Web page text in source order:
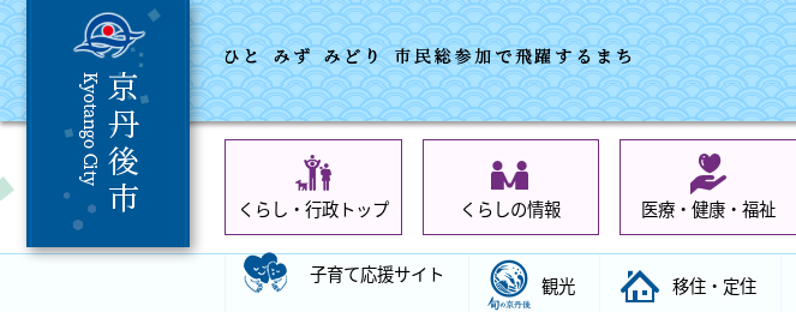
くらし・行政トップ くらしの情報 医療・健康・福祉
子育て応援サイト 観光 移住・定住